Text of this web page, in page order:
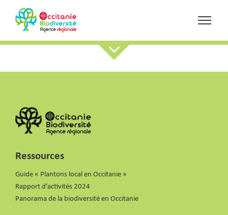
Ressources
Guide « Plantons local en Occitanie »
Rapport d’activités 2024
Panorama de la biodiversité en Occitanie